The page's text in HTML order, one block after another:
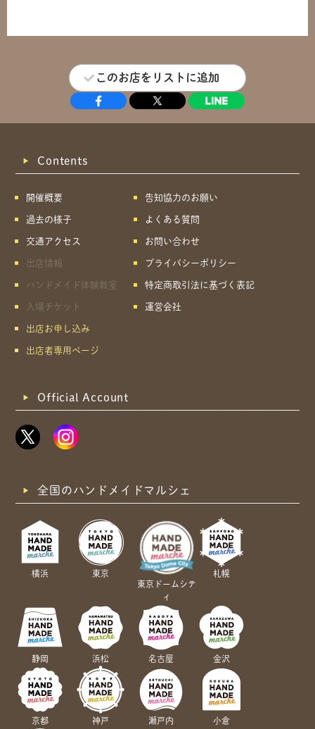
このお店をリストに追加
Contents
開催概要
過去の様子
交通アクセス
出店情報
ハンドメイド体験教室
入場チケット
出店お申し込み
出店者専用ページ
告知協力のお願い
よくある質問
お問い合わせ
プライバシーポリシー
特定商取引法に基づく表記
運営会社
Official Account
全国のハンドメイドマルシェ
横浜
東京
東京ドームシテ
ィ
札幌
静岡 浜松 名古屋 金沢
京都 神戸 瀬戸内 小倉